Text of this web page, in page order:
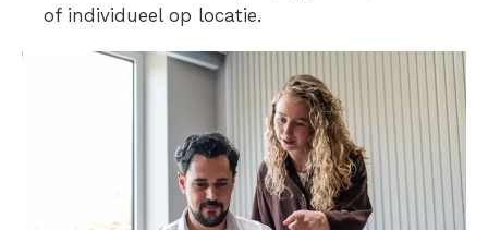
of individueel op locatie.